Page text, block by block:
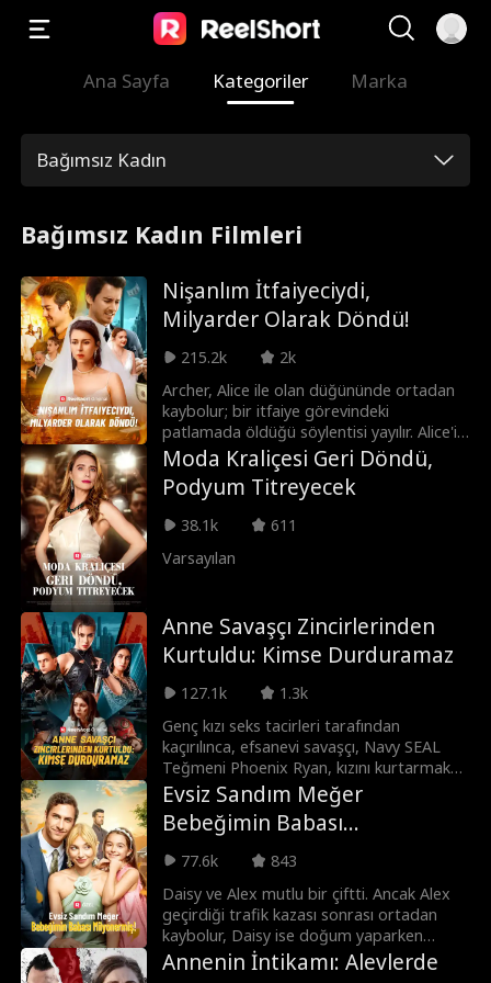
Ana Sayfa Kategoriler Marka
Bağımsız Kadın
Bağımsız Kadın Filmleri
Nişanlım İtfaiyeciydi,
Milyarder Olarak Döndü!
215.2k
2k
Archer, Alice ile olan düğününde ortadan
kaybolur; bir itfaiye görevindeki
patlamada öldüğü söylentisi yayılır. Alice'in
paragöz ailesi onu aşağılık talibi Philip'le
evlendirmeye çalışır. Bu yeni düğünde Alice
kocasını nihayet tekrar görür ancak o artık
bir başkasıyla nişanlıdır.
Moda Kraliçesi Geri Döndü,
Podyum Titreyecek
38.1k
611
Varsayılan
Anne Savaşçı Zincirlerinden
Kurtuldu: Kimse Durduramaz
127.1k
1.3k
Genç kızı seks tacirleri tarafından
kaçırılınca, efsanevi savaşçı, Navy SEAL
Teğmeni Phoenix Ryan, kızını kurtarmak
ve Navarro Karteli'ni çökertmek için küçük
bir kasabadaki gözlerden uzak hayatını
geride bırakıp harekete geçer.
Evsiz Sandım Meğer
Bebeğimin Babası
Milyonermiş!
77.6k
843
Daisy ve Alex mutlu bir çiftti. Ancak Alex
geçirdiği trafik kazası sonrası ortadan
kaybolur, Daisy ise doğum yaparken
hafızasını yitirir. Beş yıl sonra Daisy, kızı
Annenin İntikamı: Alevlerde